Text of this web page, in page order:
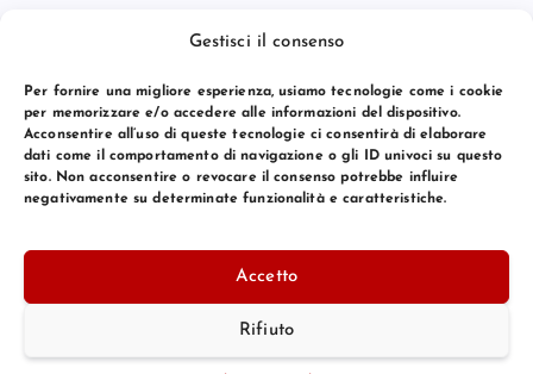
Gestisci il consenso
Per fornire una migliore esperienza, usiamo tecnologie come i cookie
per memorizzare e/o accedere alle informazioni del dispositivo.
Acconsentire all’uso di queste tecnologie ci consentirà di elaborare
dati come il comportamento di navigazione o gli ID univoci su questo
sito. Non acconsentire o revocare il consenso potrebbe influire
negativamente su determinate funzionalità e caratteristiche.
Accetto
Rifiuto